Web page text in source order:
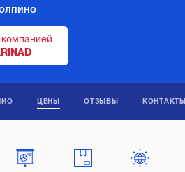
ЦЕНЫ ОТЗЫВЫ